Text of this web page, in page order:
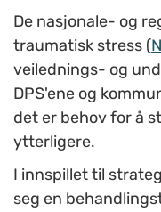
De nasjonale- og
traumatisk stress (
veilednings- og
DPS'ene og
det er behov for å
ytterligere.
I innspillet til
seg en